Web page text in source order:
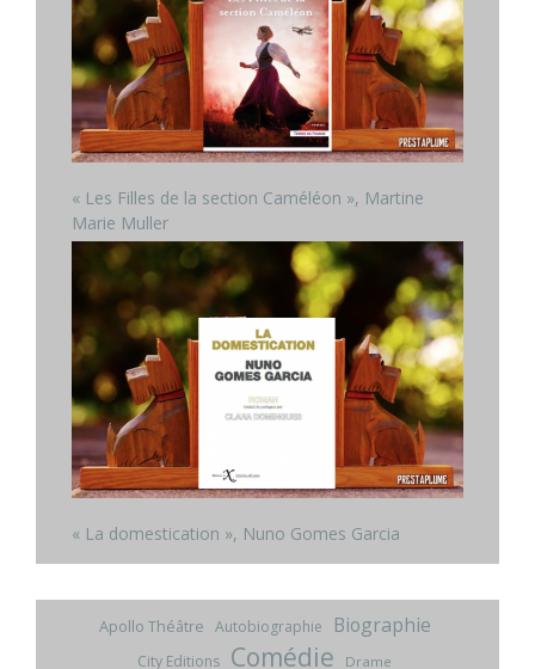
« Les Filles de la section Caméléon », Martine
Marie Muller
« La domestication », Nuno Gomes Garcia
Apollo Théâtre Autobiographie Biographie
City Editions Comédie
Drame